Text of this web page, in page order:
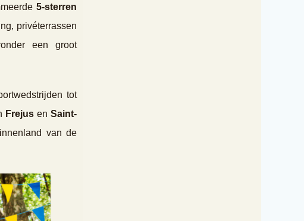
5-sterren
privéterrassen
een groot
tot
FrejusenSaint-
van de